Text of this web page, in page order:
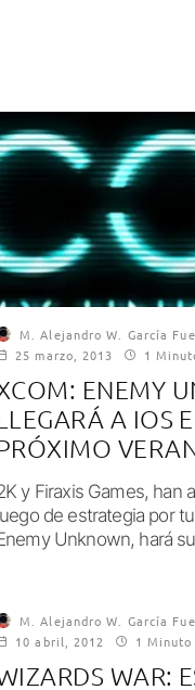
M. Alejandro W. García
25 marzo, 2013
1
ENEMY
A IOS
y Firaxis Games, han
de estrategia por
Unknown, hará
M. Alejandro W. García
10 abril, 2012
1
WAR: